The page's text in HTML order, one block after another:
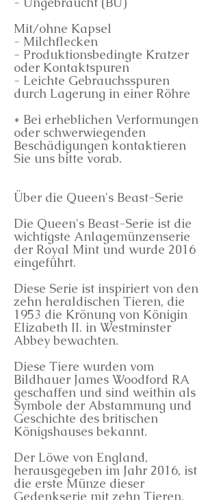
Mit/ohne Kapsel
- Milchflecken
- Produktionsbedingte Kratzer
oder Kontaktspuren
- Leichte Gebrauchsspuren
durch Lagerung in einer Röhre
* Bei erheblichen Verformungen
oder schwerwiegenden
Beschädigungen kontaktieren
Sie uns bitte vorab.
Über die Queen's Beast-Serie
Die Queen's Beast-Serie ist die
wichtigste Anlagemünzenserie
der Royal Mint und wurde 2016
eingeführt.
Diese Serie ist inspiriert von den
zehn heraldischen Tieren, die
1953 die Krönung von Königin
Elizabeth II. in Westminster
Abbey bewachten.
Diese Tiere wurden vom
Bildhauer James Woodford RA
geschaffen und sind weithin als
Symbole der Abstammung und
Geschichte des britischen
Königshauses bekannt.
Der Löwe von England,
herausgegeben im Jahr 2016, ist
die erste Münze dieser
Gedenkserie mit zehn Tieren.